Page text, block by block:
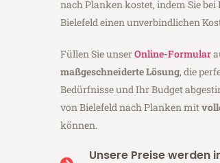
nach Planken kostet, indem Sie
Bielefeld einen unverbindlichen
Füllen Sie unserOnline-Formular
maßgeschneiderte Lösung, die
Bedürfnisse und Ihr Budget
von Bielefeld nach Planken mit
können.
Unsere Preise werden